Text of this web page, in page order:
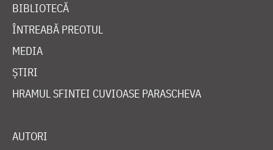
BIBLIOTECĂ
ÎNTREABĂ PREOTUL
MEDIA
ȘTIRI
HRAMUL SFINTEI CUVIOASE PARASCHEVA
AUTORI